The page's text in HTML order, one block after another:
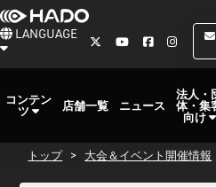
LANGUAGE
コンテン
ツ 店舗一覧 ニュース
法人・
体・集
向け
トップ > 大会＆イベント開催情報